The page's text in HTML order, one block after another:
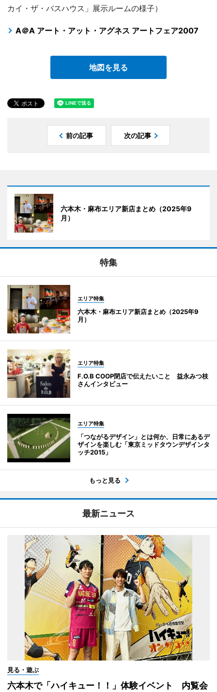
カイ・ザ・バスハウス」展示ルームの様子）
A＠A アート・アット・アグネス アートフェア2007
地図を見る
前の記事 次の記事
六本木・麻布エリア新店まとめ（2025年9
月）
特集
エリア特集
六本木・麻布エリア新店まとめ（2025年9
月）
エリア特集
F.O.B COOP閉店で伝えたいこと 益永みつ枝
さんインタビュー
エリア特集
「つながるデザイン」とは何か、日常にあるデ
ザインを楽しむ「東京ミッドタウンデザインタ
ッチ2015」
もっと見る
最新ニュース
見る・遊ぶ
六本木で「ハイキュー！！」体験イベント 内覧会